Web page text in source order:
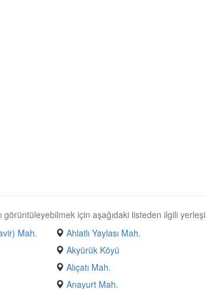
için aşağıdaki listeden ilgili
Mah. Ahlatlı Yaylası Mah.
Akyürük Köyü
Alıçatı Mah.
Anayurt Mah.